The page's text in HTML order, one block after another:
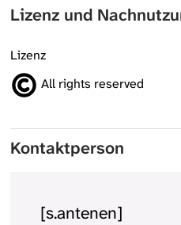
Lizenz und
Lizenz
All rights reserved
Kontaktperson
[s.antenen]